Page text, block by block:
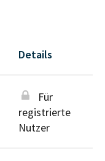
Details
Für
registrierte
Nutzer